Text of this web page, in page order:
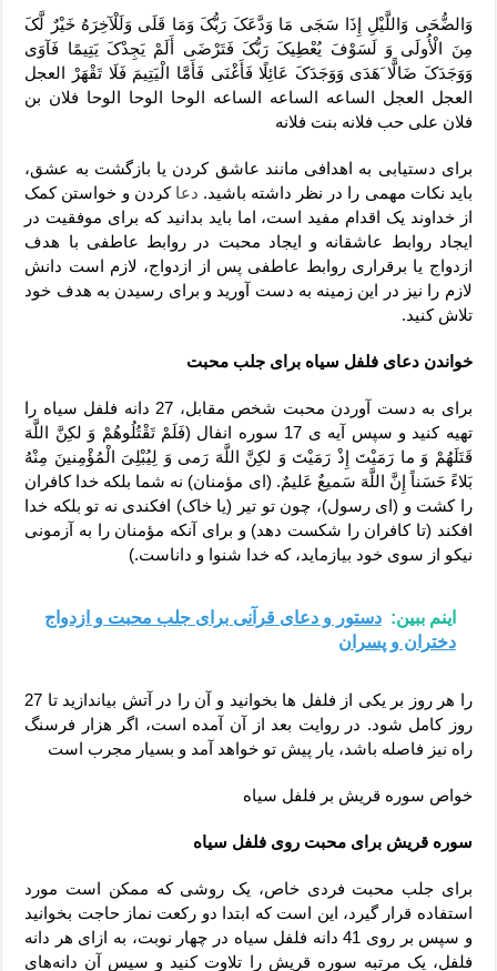
وَالضُّحَى وَاللَّیْلِ إِذَا سَجَى مَا وَدَّعَکَ رَبُّکَ وَمَا قَلَى وَلَلْآخِرَهُ خَیْرٌ لَّکَ
مِنَ الْأُولَى وَ لَسَوْفَ یُعْطِیکَ رَبُّکَ فَتَرْضَى أَلَمْ یَجِدْکَ یَتِیمًا فَآوَى
وَوَجَدَکَ ضَالًّا َهَدَى وَوَجَدَکَ عَائِلًا فَأَغْنَى فَأَمَّا الْیَتِیمَ فَلَا تَقْهَرْ العجل
العجل العجل الساعه الساعه الساعه الوحا الوحا الوحا فلان بن
فلان علی حب فلانه بنت فلانه
برای دستیابی به اهدافی مانند عاشق کردن یا بازگشت به عشق،
باید نکات مهمی را در نظر داشته باشید. دعا کردن و خواستن کمک
از خداوند یک اقدام مفید است، اما باید بدانید که برای موفقیت در
ایجاد روابط عاشقانه و ایجاد محبت در روابط عاطفی با هدف
ازدواج یا برقراری روابط عاطفی پس از ازدواج، لازم است دانش
لازم را نیز در این زمینه به دست آورید و برای رسیدن به هدف خود
تلاش کنید.
خواندن دعای فلفل سیاه برای جلب محبت
برای به دست آوردن محبت شخص مقابل، 27 دانه فلفل سیاه را
تهیه کنید و سپس آیه ی 17 سوره انفال (فَلَمْ تَقْتُلُوهُمْ وَ لکِنَّ اللَّهَ
قَتَلَهُمْ وَ ما رَمَیْتَ إِذْ رَمَیْتَ وَ لکِنَّ اللَّهَ رَمی‏ وَ لِیُبْلِیَ الْمُؤْمِنینَ مِنْهُ
بَلاءً حَسَناً إِنَّ اللَّهَ سَمیعٌ عَلیمٌ. (ای مؤمنان) نه شما بلکه خدا کافران
را کشت و (ای رسول)، چون تو تیر (یا خاک) افکندی نه تو بلکه خدا
افکند (تا کافران را شکست دهد) و برای آنکه مؤمنان را به آزمونی
نیکو از سوی خود بیازماید، که خدا شنوا و داناست.)
اینم ببین: دستور و دعای قرآنی برای جلب محبت و ازدواج
دختران و پسران
را هر روز بر یکی از فلفل ها بخوانید و آن را در آتش بیاندازید تا 27
روز کامل شود. در روایت بعد از آن آمده است، اگر هزار فرسنگ
راه نیز فاصله باشد، یار پیش تو خواهد آمد و بسیار مجرب است
خواص سوره قریش بر فلفل سیاه
سوره قریش برای محبت روی فلفل سیاه
برای جلب محبت فردی خاص، یک روشی که ممکن است مورد
استفاده قرار گیرد، این است که ابتدا دو رکعت نماز حاجت بخوانید
و سپس بر روی 41 دانه فلفل سیاه در چهار نوبت، به ازای هر دانه
فلفل، یک مرتبه سوره قریش را تلاوت کنید و سپس آن دانه‌های